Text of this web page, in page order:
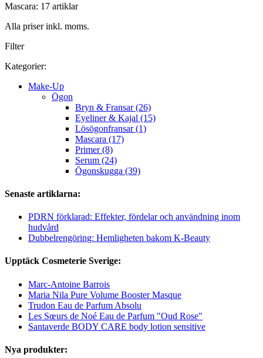
Mascara: 17 artiklar
Alla priser inkl. moms.
Filter
Kategorier:
Make-Up
Ögon
Bryn & Fransar (26)
Eyeliner & Kajal (15)
Lösögonfransar (1)
Mascara (17)
Primer (8)
Serum (24)
Ögonskugga (39)
Senaste artiklarna:
PDRN förklarad: Effekter, fördelar och användning inom
hudvård
Dubbelrengöring: Hemligheten bakom K-Beauty
Upptäck Cosmeterie Sverige:
Marc-Antoine Barrois
Maria Nila Pure Volume Booster Masque
Trudon Eau de Parfum Absolu
Les Sœurs de Noé Eau de Parfum "Oud Rose"
Santaverde BODY CARE body lotion sensitive
Nya produkter: